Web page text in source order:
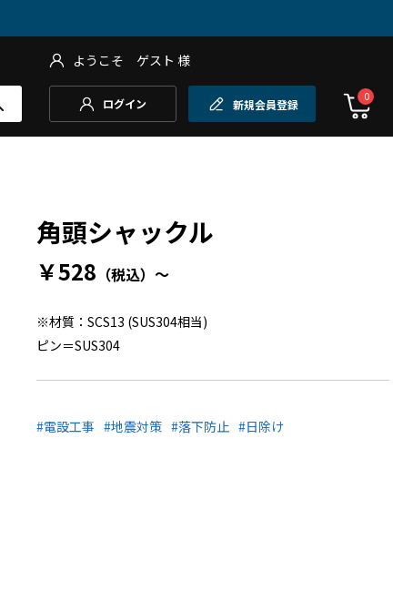
ようこそ ゲスト 様
ログイン 新規会員登録
0
角頭シャックル
￥528 （税込） ～
※材質：SCS13 (SUS304相当)
ピン＝SUS304
#電設工事 #地震対策 #落下防止 #日除け